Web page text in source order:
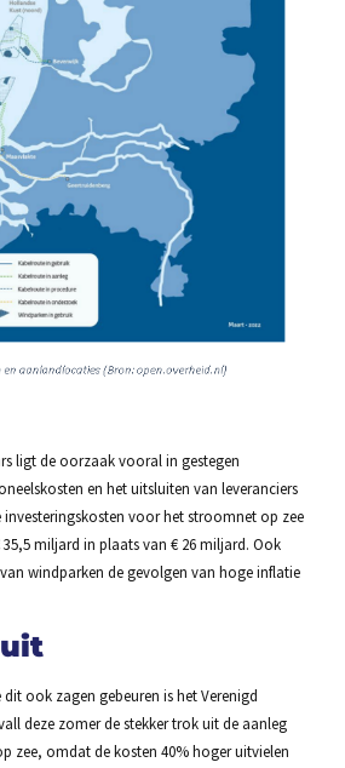
ligt de oorzaak vooral in gestegen
en het uitsluiten van leveranciers
voor het stroomnet op zee
miljard in plaats van € 26 miljard. Ook
windparken de gevolgen van hoge inflatie
ook zagen gebeuren is het Verenigd
deze zomer de stekker trok uit de aanleg
zee, omdat de kosten 40% hoger uitvielen